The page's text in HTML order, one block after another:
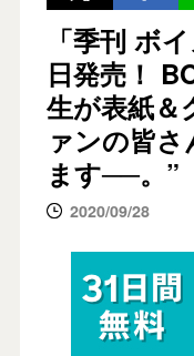
「季刊 ボ
日発売！
生が表紙＆
ァンの皆
ます──。”
2020/09/28